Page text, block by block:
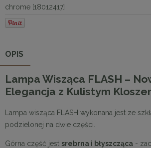
chrome [18012417]
OPIS
Lampa Wisząca FLASH –
Elegancja z Kulistym
Lampa wisząca FLASH wykonana jest ze
podzielonej na dwie części.
Górna część jest srebrna i błyszcząca -